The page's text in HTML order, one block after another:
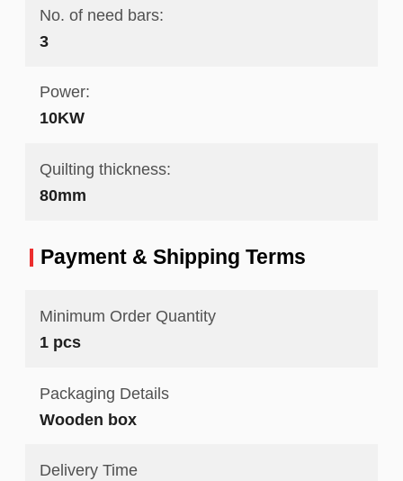
No. of need bars:
3
Power:
10KW
Quilting thickness:
80mm
Payment & Shipping Terms
Minimum Order Quantity
1 pcs
Packaging Details
Wooden box
Delivery Time